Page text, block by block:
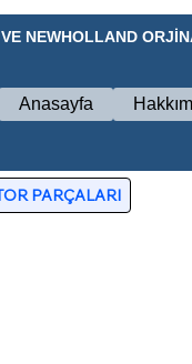
NEWHOLLAND
Anasayfa
PARÇALARI